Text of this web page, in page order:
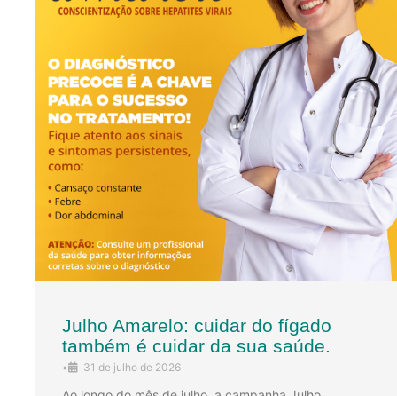
Julho Amarelo: cuidar do fígado
também é cuidar da sua saúde.
• 31 de julho de 2026